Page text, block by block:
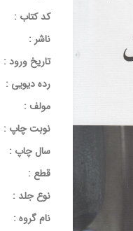
کد کتاب :
ناشر :
تاریخ ورود :
رده دیویی :
مولف :
نوبت چاپ :
سال چاپ :
قطع :
نوع جلد :
نام گروه :